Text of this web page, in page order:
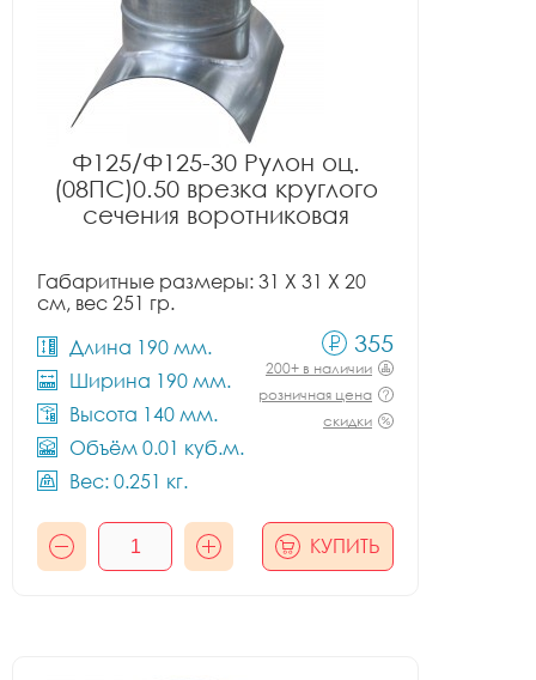
Ф125/Ф125-30 Рулон оц.
(08ПС)0.50 врезка круглого
сечения воротниковая
Габаритные размеры: 31 X 31 X 20
см, вес 251 гр.
Длина 190 мм.
Ширина 190 мм.
Высота 140 мм.
Объём 0.01 куб.м.
Вес: 0.251 кг.
355
200+ в наличии
розничная цена
скидки
КУПИТЬ